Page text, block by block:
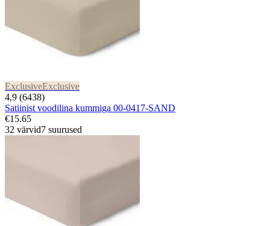
ExclusiveExclusive
4,9 (6438)
Satiinist voodilina kummiga 00-0417-SAND
€15.65
32 värvid7 suurused